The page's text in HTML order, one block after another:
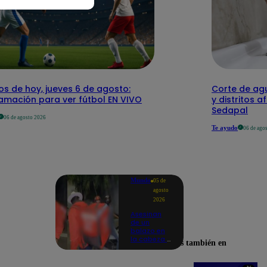
de hoy, jueves 6 de agosto:
para ver fútbol EN VIVO
06 de agosto 2026
Corte de
y distritos
Sedapal
Te ayudo 06 de
Mundo 05 de
agosto
2026
Asesinan
de un
balazo en
la cabeza a
Encuéntranos también en